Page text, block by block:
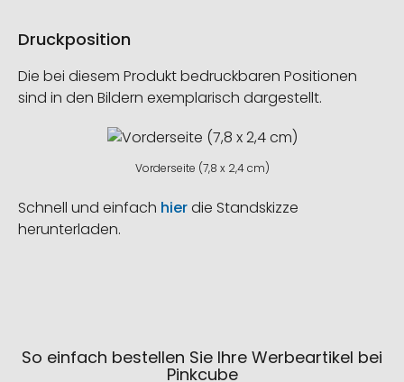
Druckposition
Die bei diesem Produkt bedruckbaren Positionen
sind in den Bildern exemplarisch dargestellt.
Vorderseite (7,8 x 2,4 cm)
Schnell und einfach hierdie Standskizze
herunterladen.
So einfach bestellen Sie Ihre Werbeartikel bei
Pinkcube